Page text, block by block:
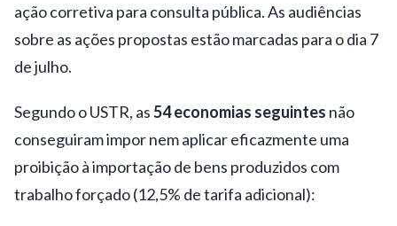
ação corretiva para consulta pública. As audiências
sobre as ações propostas estão marcadas para o dia 7
de julho.
Segundo o USTR, as54 economias seguintes não
conseguiram impor nem aplicar eficazmente uma
proibição à importação de bens produzidos com
trabalho forçado (12,5% de tarifa adicional):